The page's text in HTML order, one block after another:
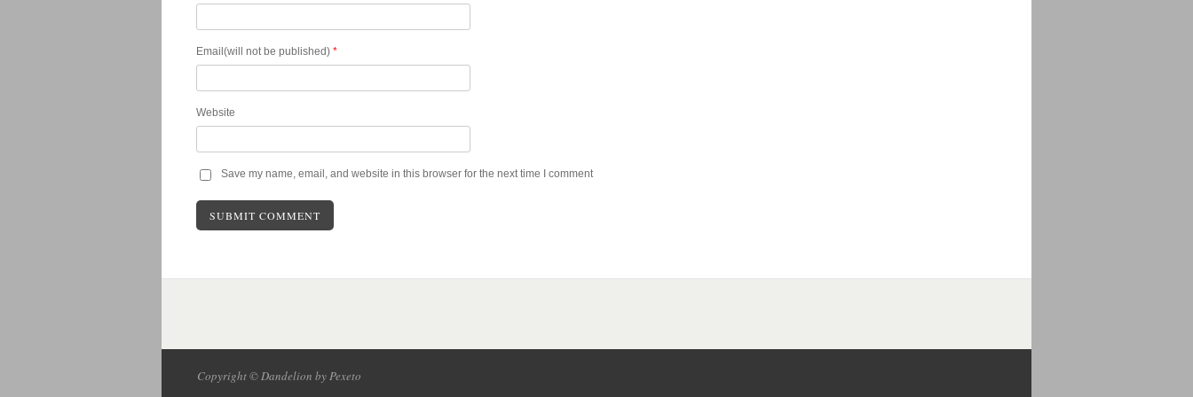
Email(will not be published)*
Website
Save my name, email, and website in this browser for the next time I comment
Copyright © Dandelion by Pexeto